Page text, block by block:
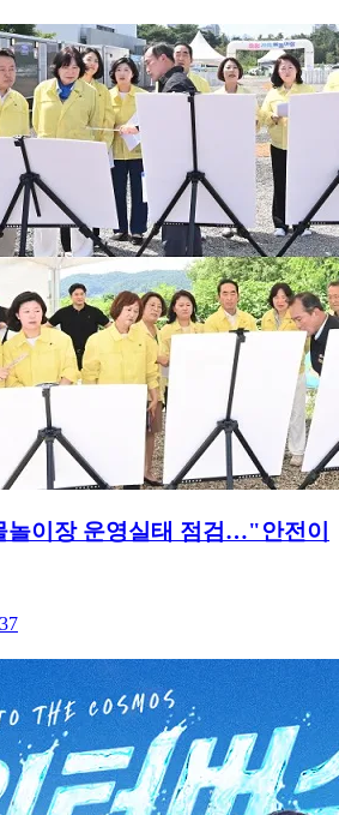
놀이장 운영실태 점검…"안전이
37